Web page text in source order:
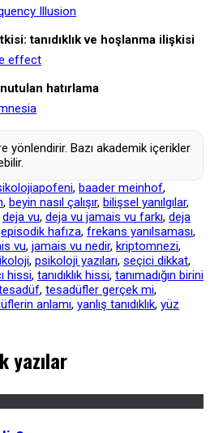
Illusion
tanıdıklık ve hoşlanma ilişkisi
effect
hatırlama
yönlendirir. Bazı akademik içerikler
apofeni, baader meinhof,
, beyin nasıl çalışır, bilişsel yanılgılar,
deja vu, deja vu jamais vu farkı, deja
episodik hafıza, frekans yanılsaması,
vu, jamais vu nedir, kriptomnezi,
, psikoloji yazıları, seçici dikkat,
hissi, tanıdıklık hissi, tanımadığın birini
, tesadüfler gerçek mi,
anlamı, yanlış tanıdıklık, yüz
yazılar